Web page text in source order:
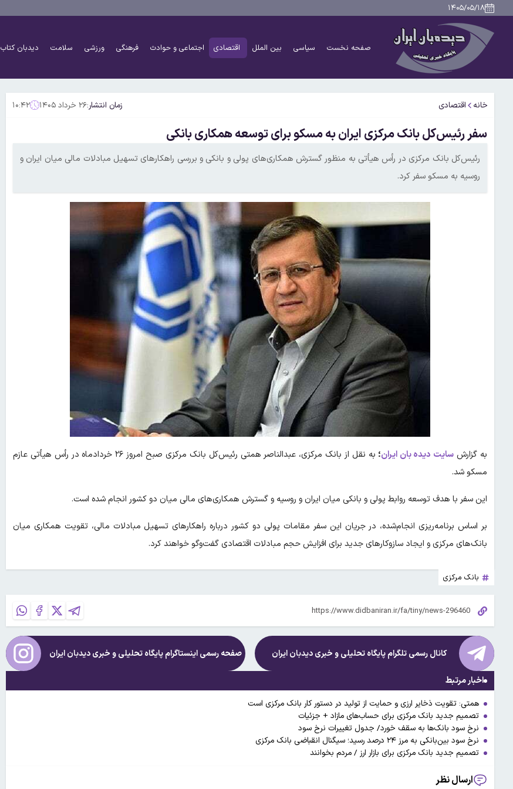
۱۴۰۵/۰۵/۱۸
صفحه نخست سیاسی بین الملل اقتصادی اجتماعی و حوادث فرهنگی ورزشی سلامت دیدبان کتاب
خانه اقتصادی زمان انتشار:۲۶ خرداد ۱۴۰۵ ۱۰:۴۲
سفر رئیس‌کل بانک مرکزی ایران به مسکو برای توسعه همکاری بانکی
رئیس‌کل بانک مرکزی در رأس هیأتی به منظور گسترش همکاری‌های پولی و بانکی و بررسی راهکارهای تسهیل مبادلات مالی میان ایران و
روسیه به مسکو سفر کرد.
به گزارش سایت دیده بان ایران؛
به نقل از بانک مرکزی، عبدالناصر همتی رئیس‌کل بانک مرکزی صبح امروز ۲۶ خردادماه در رأس هیأتی عازم
مسکو شد.
این سفر با هدف توسعه روابط پولی و بانکی میان ایران و روسیه و گسترش همکاری‌های مالی میان دو کشور انجام شده است.
بر اساس برنامه‌ریزی انجام‌شده، در جریان این سفر مقامات پولی دو کشور درباره راهکارهای تسهیل مبادلات مالی، تقویت همکاری میان
بانک‌های مرکزی و ایجاد سازوکارهای جدید برای افزایش حجم مبادلات اقتصادی گفت‌وگو خواهند کرد.
بانک مرکزی
کانال رسمی تلگرام پایگاه تحلیلی و خبریدیدبان ایران صفحه رسمی اینستاگرام پایگاه تحلیلی و خبریدیدبان ایران
اخبار مرتبط
همتی: تقویت ذخایر ارزی و حمایت از تولید در دستور کار بانک مرکزی است
تصمیم جدید بانک مرکزی برای حساب‌های مازاد + جزئیات
نرخ سود بانک‌ها به سقف خورد/ جدول تغییرات نرخ سود
نرخ سود بین‌بانکی به مرز ۲۴ درصد رسید؛ سیگنال انقباضی بانک مرکزی
تصمیم جدید بانک مرکزی برای بازار ارز / مردم بخوانند
ارسال نظر